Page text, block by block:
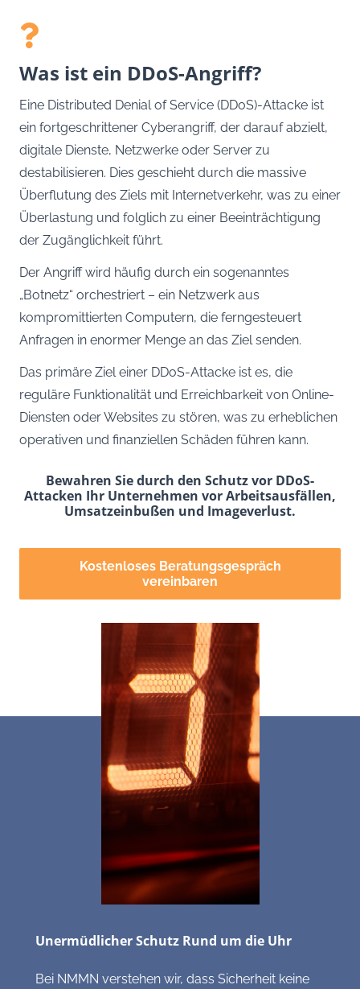
Was ist ein DDoS-Angriff?
Eine Distributed Denial of Service (DDoS)-Attacke ist
ein fortgeschrittener Cyberangriff, der darauf abzielt,
digitale Dienste, Netzwerke oder Server zu
destabilisieren. Dies geschieht durch die massive
Überflutung des Ziels mit Internetverkehr, was zu einer
Überlastung und folglich zu einer Beeinträchtigung
der Zugänglichkeit führt.
Der Angriff wird häufig durch ein sogenanntes
„Botnetz“ orchestriert – ein Netzwerk aus
kompromittierten Computern, die ferngesteuert
Anfragen in enormer Menge an das Ziel senden.
Das primäre Ziel einer DDoS-Attacke ist es, die
reguläre Funktionalität und Erreichbarkeit von Online-
Diensten oder Websites zu stören, was zu erheblichen
operativen und finanziellen Schäden führen kann.
Bewahren Siedurch den Schutz vor DDoS-
Attacken Ihr Unternehmen vor Arbeitsausfällen,
Umsatzeinbußen und Imageverlust.
Kostenloses Beratungsgespräch
vereinbaren
Unermüdlicher Schutz Rund um die Uhr
Bei NMMN verstehen wir, dass Sicherheit keine